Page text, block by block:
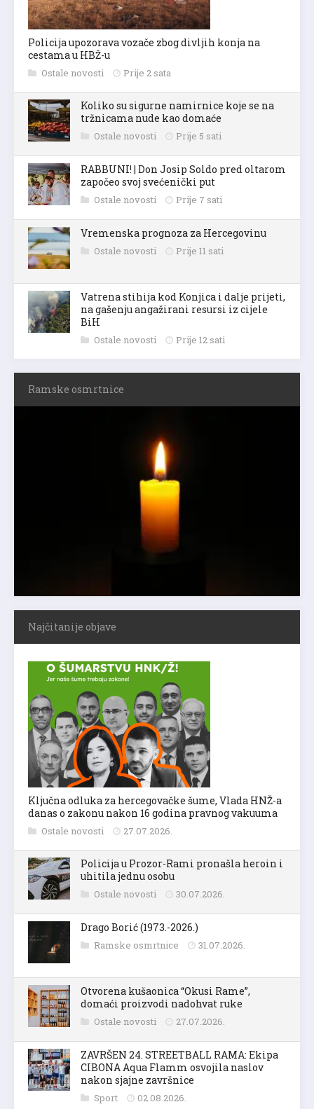
Policija upozorava vozače zbog divljih konja na
cestama u HBŽ-u
Ostale novosti Prije 2 sata
Koliko su sigurne namirnice koje se na
tržnicama nude kao domaće
Ostale novosti Prije 5 sati
RABBUNI! | Don Josip Soldo pred oltarom
započeo svoj svećenički put
Ostale novosti Prije 7 sati
Vremenska prognoza za Hercegovinu
Ostale novosti Prije 11 sati
Vatrena stihija kod Konjica i dalje prijeti,
na gašenju angažirani resursi iz cijele
BiH
Ostale novosti Prije 12 sati
Ramske osmrtnice
Najčitanije objave
Ključna odluka za hercegovačke šume, Vlada HNŽ-a
danas o zakonu nakon 16 godina pravnog vakuuma
Ostale novosti 27.07.2026.
Policija u Prozor-Rami pronašla heroin i
uhitila jednu osobu
Ostale novosti 30.07.2026.
Drago Borić (1973.-2026.)
Ramske osmrtnice 31.07.2026.
Otvorena kušaonica “Okusi Rame”,
domaći proizvodi nadohvat ruke
Ostale novosti 27.07.2026.
ZAVRŠEN 24. STREETBALL RAMA: Ekipa
CIBONA Aqua Flamm osvojila naslov
nakon sjajne završnice
Sport 02.08.2026.